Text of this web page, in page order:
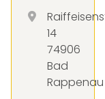
14
74906
Bad
Rappenau